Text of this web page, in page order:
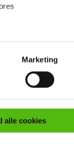
indhold til dig.
Vi indsamler data
Marketing
alle cookies